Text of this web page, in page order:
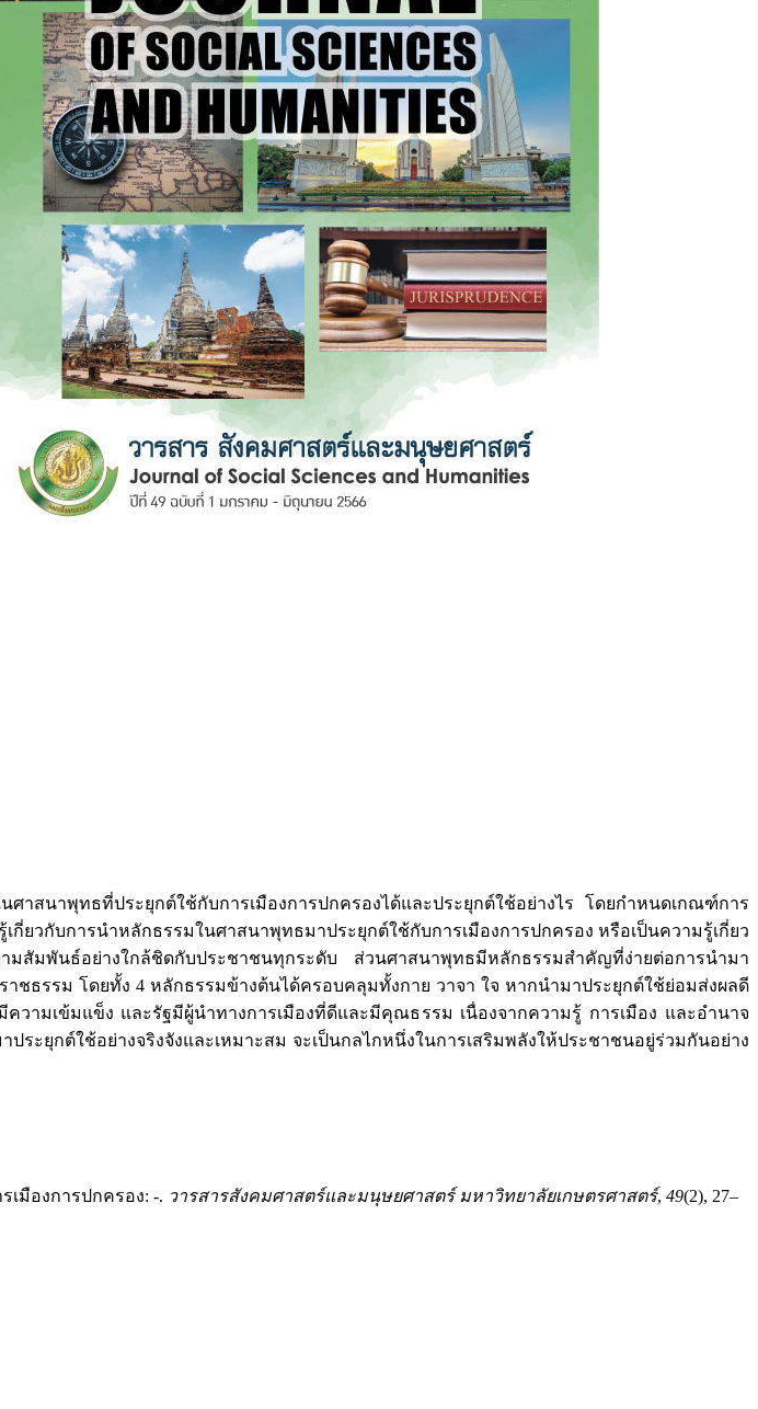
สนาพุทธที่ประยุกต์ใช้กับการเมืองการปกครองได้และประยุกต์ใช้อย่างไร โดยกำหนดเกณฑ์การ
กี่ยวกับการนำหลักธรรมในศาสนาพุทธมาประยุกต์ใช้กับการเมืองการปกครอง หรือเป็นความรู้เกี่ยว
มสัมพันธ์อย่างใกล้ชิดกับประชาชนทุกระดับ ส่วนศาสนาพุทธมีหลักธรรมสำคัญที่ง่ายต่อการนำมา
ชธรรม โดยทั้ง 4 หลักธรรมข้างต้นได้ครอบคลุมทั้งกาย วาจา ใจ หากนำมาประยุกต์ใช้ย่อมส่งผลดี
ามเข้มแข็ง และรัฐมีผู้นำทางการเมืองที่ดีและมีคุณธรรม เนื่องจากความรู้ การเมือง และอำนาจ
ยุกต์ใช้อย่างจริงจังและเหมาะสม จะเป็นกลไกหนึ่งในการเสริมพลังให้ประชาชนอยู่ร่วมกันอย่าง
เมืองการปกครอง: -. วารสารสังคมศาสตร์และมนุษยศาสตร์ มหาวิทยาลัยเกษตรศาสตร์, 49(2), 27–